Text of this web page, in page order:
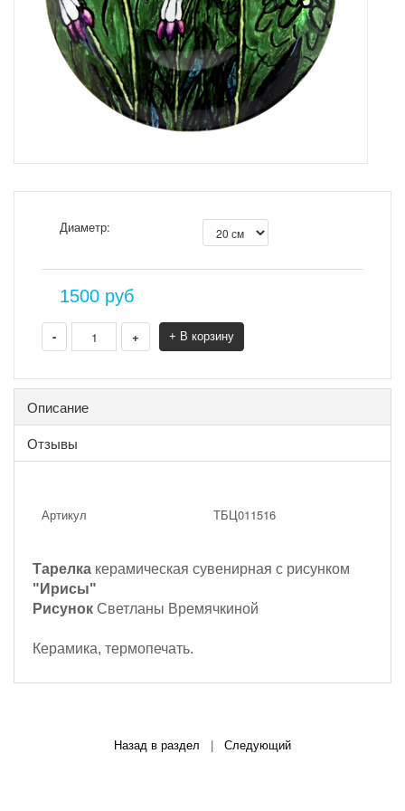
Диаметр:
1500 руб
- + + В корзину
Описание
Отзывы
Артикул ТБЦ011516
Тарелка керамическая сувенирная с рисунком
"Ирисы"
Рисунок Светланы Времячкиной
Керамика, термопечать.
Назад в раздел Следующий